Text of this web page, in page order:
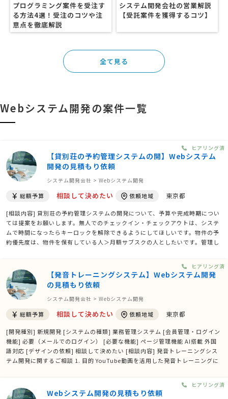
プログラミング案件を受注す
る方法4選！受注のコツや注
意点を徹底解説
システム開発会社の営業解説
【受託案件を獲得するコツ】
全て見る
Webシステム開発の案件一覧
【貸別荘の予約管理システムの開】Webシステム
開発の見積もり依頼
システム開発会社 > Webシステム開発
総額予算 相談して決めたい 依頼地域 東京都
[相談内容] 貸別荘の予約管理システムの開発について、予算や完成時期につい
ては提案をお願いします。無人でのチェックイン・チェックアウトは、システ
ムで時間になったらキーロックを解除できるようにしてほしいです。物件の予
約優先度は、物件を保有している人＞月額サブスクの人としたいです。管理し
ヒアリング済
【発音トレーニングシステム】Webシステム開発
の見積もり依頼
システム開発会社 > Webシステム開発
総額予算 相談して決めたい 依頼地域 東京都
[開発種別] 新規開発 [システムの種類] 業務管理システム [会員管理・ログイン
機能] 必要（メールでのログイン） [必要な機能] ページ管理機能 AI搭載 外国
語対応 [デザインの依頼] 相談して決めたい [相談内容] 発音トレーニングシス
テム開発に関するご相談 1. 目的 YouTube動画を活用した発音トレーニングに
ヒアリング済
Webシステム開発の見積もり依頼
ヒアリング済